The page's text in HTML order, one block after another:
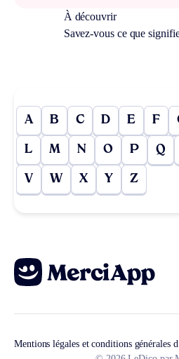
À découvrir
Savez-vous ce que
A B C D E F
L M N O P Q
V W X Y Z
Mentions légales et conditions générales